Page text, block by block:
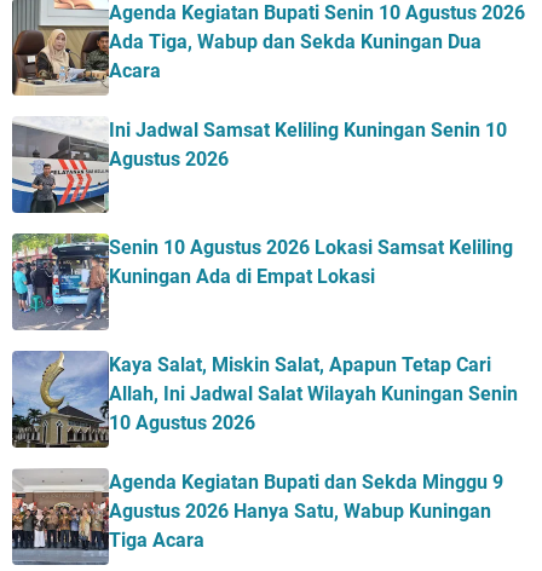
Agenda Kegiatan Bupati Senin 10 Agustus 2026
Ada Tiga, Wabup dan Sekda Kuningan Dua
Acara
Ini Jadwal Samsat Keliling Kuningan Senin 10
Agustus 2026
Senin 10 Agustus 2026 Lokasi Samsat Keliling
Kuningan Ada di Empat Lokasi
Kaya Salat, Miskin Salat, Apapun Tetap Cari
Allah, Ini Jadwal Salat Wilayah Kuningan Senin
10 Agustus 2026
Agenda Kegiatan Bupati dan Sekda Minggu 9
Agustus 2026 Hanya Satu, Wabup Kuningan
Tiga Acara